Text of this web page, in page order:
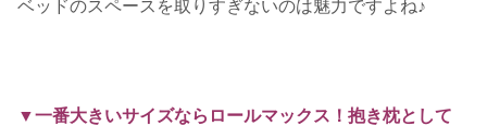
ベッドのスペースを取りすぎないのは魅力ですよね♪
▼一番大きいサイズならロールマックス！抱き枕として